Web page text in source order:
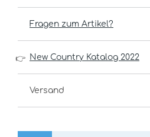
Fragen zum Artikel?
👉 New Country Katalog 2022
Versand